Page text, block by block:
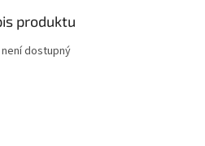
produktu
dostupný